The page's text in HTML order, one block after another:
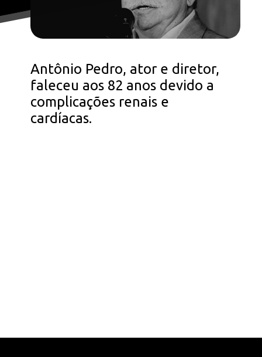
Antônio Pedro, ator e diretor,
faleceu aos 82 anos devido a
complicações renais e
cardíacas.